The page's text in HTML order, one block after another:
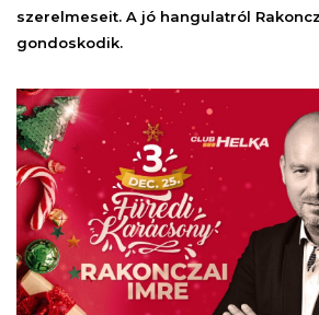
szerelmeseit. A jó hangulatról
gondoskodik.